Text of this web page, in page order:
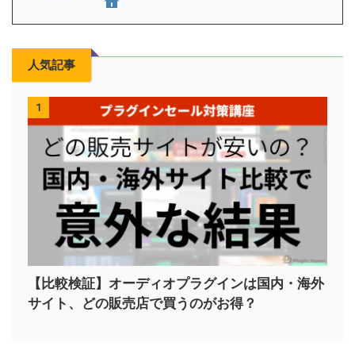
人気記事
1
【比較検証】オーディオプラグインは国内・海外
サイト、どの販売店で買うのがお得？